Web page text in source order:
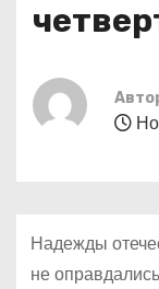
Надежды
не